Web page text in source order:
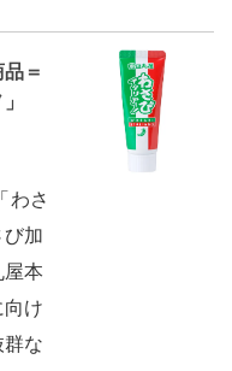
＝
」
わさ
加
本
け
な